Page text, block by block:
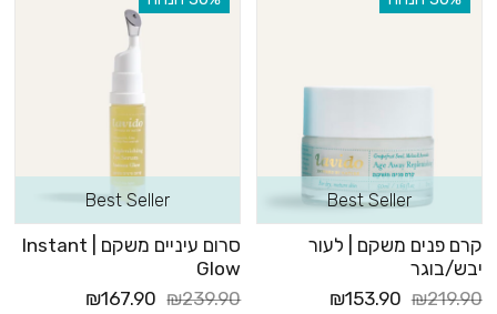
Best Seller
קרם פנים משקם | לעור
יבש/בוגר
₪219.90
₪153.90
Best Seller
סרום עיניים משקם | Instant
Glow
₪239.90
₪167.90